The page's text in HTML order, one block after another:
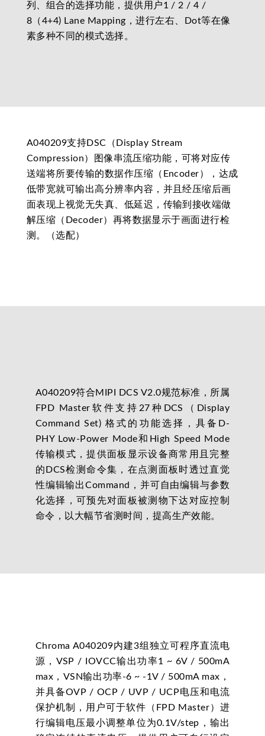
列、组合的选择功能，提供用户1 / 2 / 4 /
8（4+4) Lane Mapping，进行左右、Dot等在像
素多种不同的模式选择。
A040209支持DSC（Display Stream
Compression）图像串流压缩功能，可将对应传
送端将所要传输的数据作压缩（Encoder），达成
低带宽就可输出高分辨率内容，并且经压缩后画
面表现上视觉无失真、低延迟，传输到接收端做
解压缩（Decoder）再将数据显示于画面进行检
测。（选配）
A040209符合MIPI DCS V2.0规范标准，所属
FPD Master软件支持27种DCS（Display
Command Set) 格式的功能选择，具备D-
PHY Low-Power Mode和High Speed Mode
传输模式，提供面板显示设备商常用且完整
的DCS检测命令集，在点测面板时透过直觉
性编辑输出Command，并可自由编辑与参数
化选择，可预先对面板被测物下达对应控制
命令，以大幅节省测时间，提高生产效能。
Chroma A040209内建3组独立可程序直流电
源，VSP / IOVCC输出功率1 ~ 6V / 500mA
max，VSN输出功率-6 ~ -1V / 500mA max，
并具备OVP / OCP / UVP / UCP电压和电流
保护机制，用户可于软件（FPD Master）进
行编辑电压最小调整单位为0.1V/step，输出